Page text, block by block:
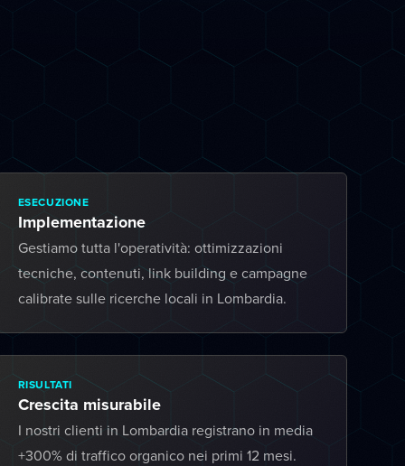
ESECUZIONE
Implementazione
Gestiamo tutta l'operatività: ottimizzazioni
tecniche, contenuti, link building e campagne
calibrate sulle ricerche locali in Lombardia.
RISULTATI
Crescita misurabile
I nostri clienti in Lombardia registrano in media
+300% di traffico organico nei primi 12 mesi.